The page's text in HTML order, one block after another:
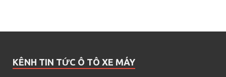
KÊNH TIN TỨC Ô TÔ XE MÁY